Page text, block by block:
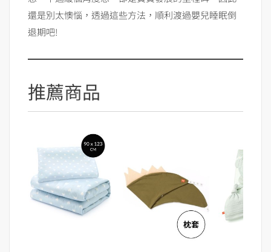
還是別太懊惱，透過這些方法，順利渡過嬰兒睡眠倒
退期吧!
推薦商品